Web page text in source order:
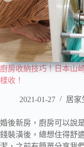
廚房收納技巧！日本山
樣收！
2021-01-27 居家
婚後新房，廚房可以說
錢裝潢後，總想住得舒